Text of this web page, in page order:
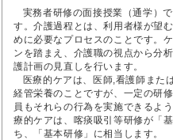
実務者研修の面接授業（通学）
す。介護過程とは、利用者様が望
めに必要なプロセスのことです。
ンを踏まえ、介護職の視点から
護計画の見直しを行います。
医療的ケアは、医師,看護師また
経管栄養のことですが、一定の研
員もそれらの行為を実施できるよ
療的ケアは、喀痰吸引等研修が「
ち、「基本研修」に相当します。